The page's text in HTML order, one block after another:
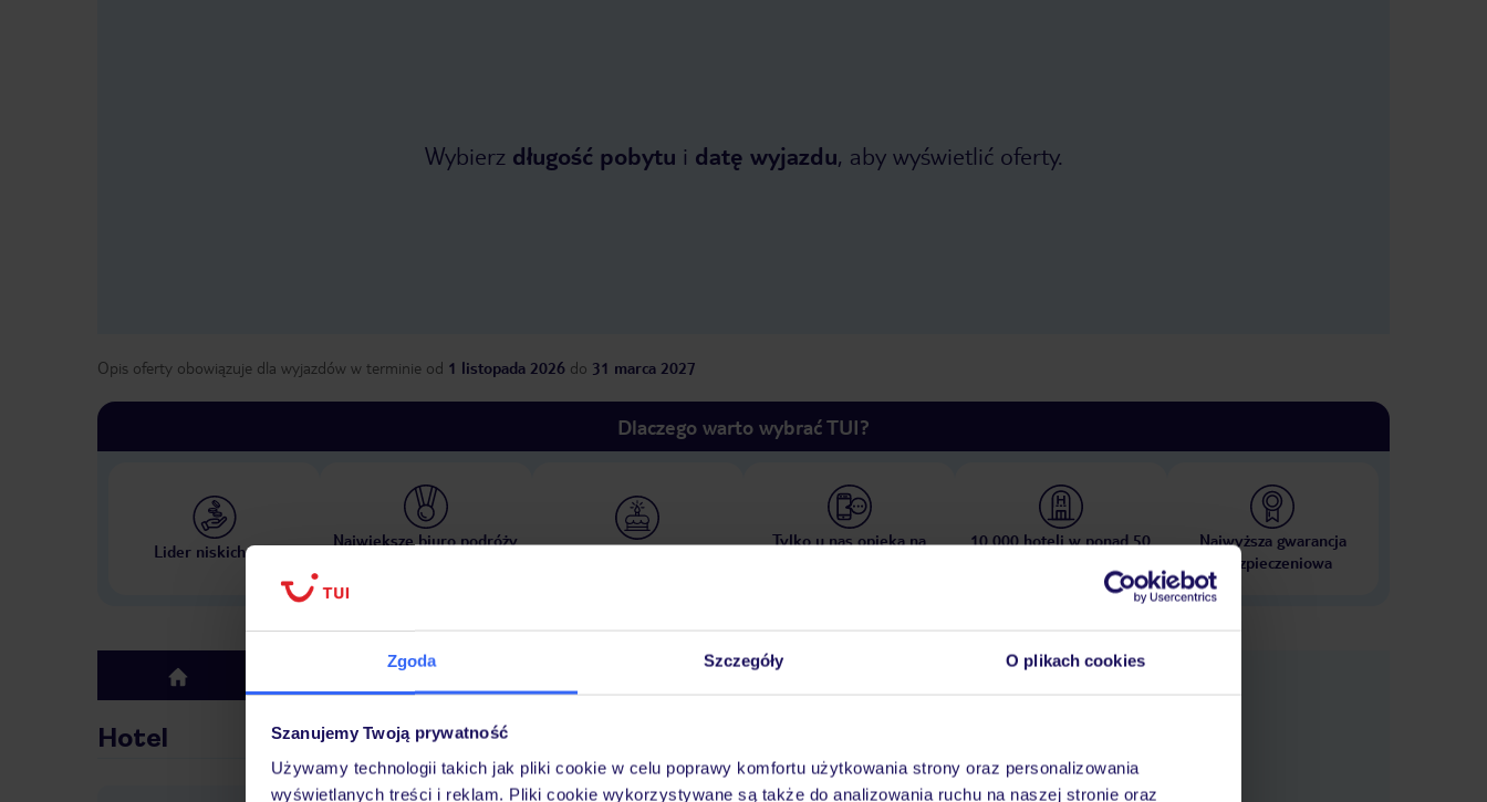
Zgoda Szczegóły O plikach cookies
Szanujemy Twoją prywatność
Używamy technologii takich jak pliki cookie w celu poprawy komfortu użytkowania strony oraz personalizowania
wyświetlanych treści i reklam. Pliki cookie wykorzystywane są także do analizowania ruchu na naszej stronie oraz
Wybierz długość pobytu i datę wyjazdu, aby wyświetlić oferty.
Opis oferty obowiązuje dla wyjazdów w terminie od 1 listopada 2026 do 31 marca 2027
Dlaczego warto wybrać TUI?
Lider niskich cen
Największe biuro podróży
30 lat w Polsce
Tylko u nas opieka na
10 000 hoteli w ponad 50
Najwyższa gwarancja
ubezpieczeniowa
top
Hotel